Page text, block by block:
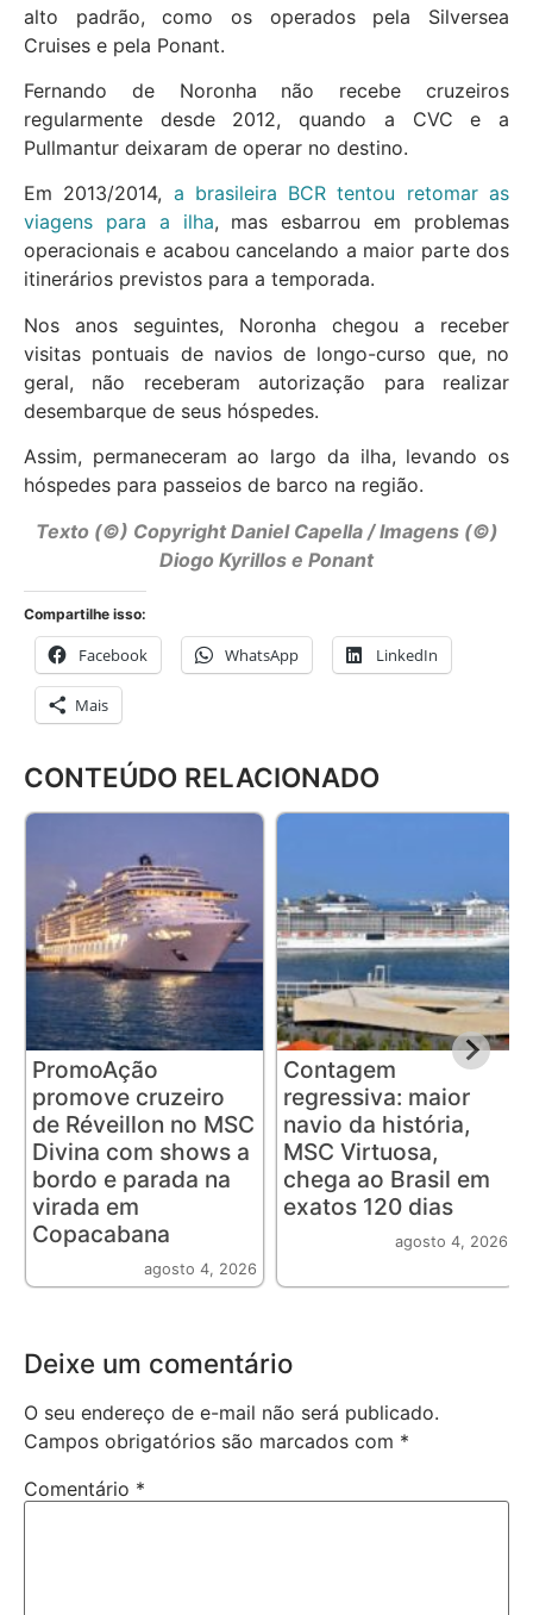
alto padrão, como os operados pela Silversea
Cruises e pela Ponant.
Fernando de Noronha não recebe cruzeiros
regularmente desde 2012, quando a CVC e a
Pullmantur deixaram de operar no destino.
Em 2013/2014, a brasileira BCR tentou retomar as
viagens para a ilha, mas esbarrou em problemas
operacionais e acabou cancelando a maior parte dos
itinerários previstos para a temporada.
Nos anos seguintes, Noronha chegou a receber
visitas pontuais de navios de longo-curso que, no
geral, não receberam autorização para realizar
desembarque de seus hóspedes.
Assim, permaneceram ao largo da ilha, levando os
hóspedes para passeios de barco na região.
Texto (©) Copyright Daniel Capella / Imagens (©)
Diogo Kyrillos e Ponant
Compartilhe isso:
Facebook WhatsApp LinkedIn
Mais
CONTEÚDO RELACIONADO
PromoAção
promove cruzeiro
de Réveillon no MSC
Divina com shows a
bordo e parada na
virada em
Copacabana
agosto 4, 2026
Contagem
regressiva: maior
navio da história,
MSC Virtuosa,
chega ao Brasil em
exatos 120 dias
agosto 4, 2026
Deixe um comentário
O seu endereço de e-mail não será publicado.
Campos obrigatórios são marcados com *
Comentário *